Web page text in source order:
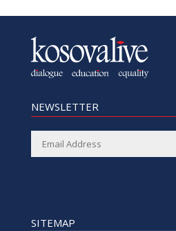
NEWSLETTER
SITEMAP